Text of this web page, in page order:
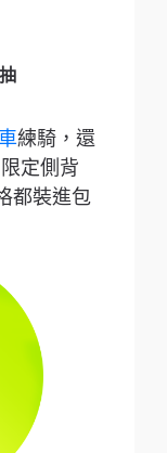
練騎，還
定側背
都裝進包